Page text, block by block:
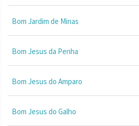
Bom Jardim de Minas
Bom Jesus da Penha
Bom Jesus do Amparo
Bom Jesus do Galho